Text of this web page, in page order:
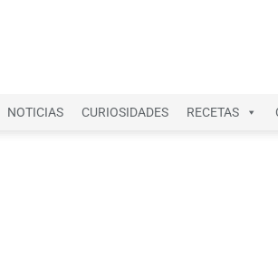
NOTICIAS CURIOSIDADES RECETAS